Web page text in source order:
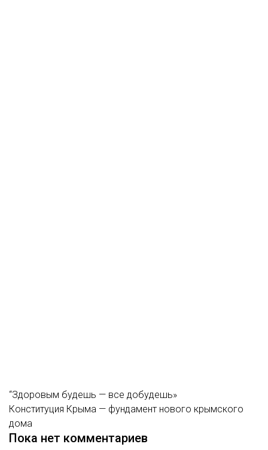
“Здоровым будешь — все добудешь»
Конституция Крыма — фундамент нового крымского
дома
Пока нет комментариев